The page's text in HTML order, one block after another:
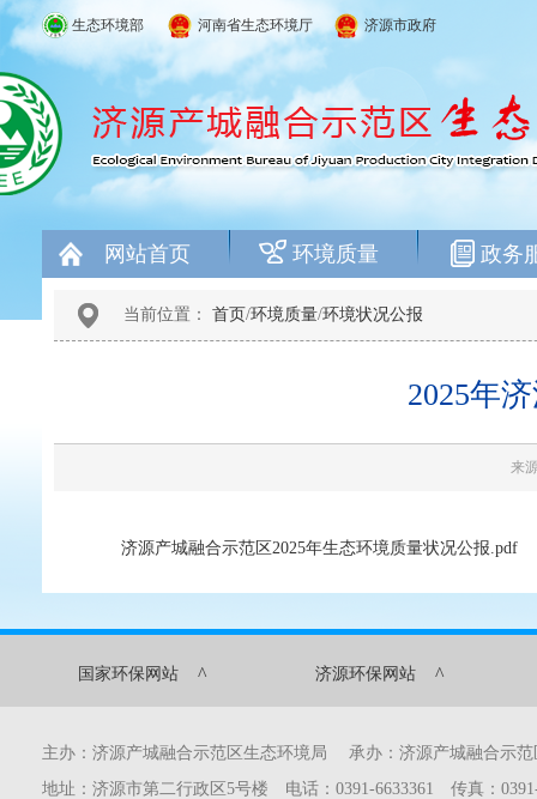
生态环境部 河南省生态环境厅 济源市政府
网站首页 环境质量 政务
当前位置： 首页/环境质量/环境状况公报
2025年
来
济源产城融合示范区2025年生态环境质量状况公报.pdf
国家环保网站 ^ 济源环保网站 ^
主办：济源产城融合示范区生态环境局 承办：济源产城融合
地址：济源市第二行政区5号楼 电话：0391-6633361 传真：